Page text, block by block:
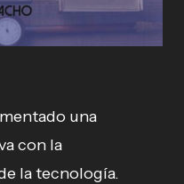
una
con la
la tecnología.